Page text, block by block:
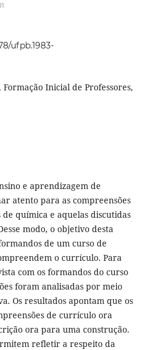
ufpb.1983-
Inicial de Professores,
e aprendizagem de
atento para as compreensões
química e aquelas discutidas
modo, o objetivo desta
de um curso de
o currículo. Para
com os formandos do curso
foram analisadas por meio
Os resultados apontam que os
de currículo ora
ora para uma construção.
refletir a respeito da